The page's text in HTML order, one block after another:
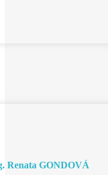
Renata GONDOVÁ